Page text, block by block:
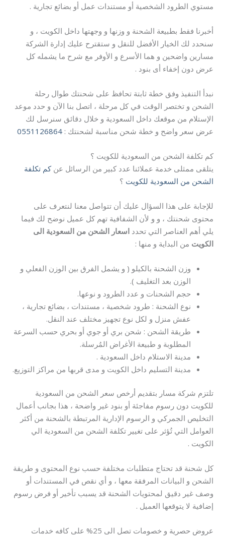
مستوي الطرود الشخصية أو مستندات عمل أو بضائع تجارية .
أخبرنا فقط بطبيعة الشحنة و وزنها و وجهتها داخل الكويت ، و
سنحدد لك الخيار الأفضل للنقل و ستقترح عليك إدارة الشركة
مسارين واضحين و هما الأسرع و الأوفر مع شرح ما يشمله كل
عرض دون إخفاء أى بنود .
نبدأ التنفيذ وفق خطة ثابتة تحافظ على شحنتك طوال رحلة
الشحن و تختصر الوقت في كل مرحلة ، اتصل بنا الآن و حدد موعد
الإستلام من موقعك داخل السعودية و خلال دقائق سنرسل لك
عرض سعر واضح و خطة شحن مناسبة لشحنتك :0551126864
كم تكلفة الشحن من السعودية للكويت ؟
يتلقى ممثلى خدمة عملائنا عدد كبير من الرسائل عنكم تكلفة
الشحن من السعودية للكويت ؟
للإجابة على هذا السؤال عليك أن تتواصل معنا لنتعرف على
محتوى شحنتك ، و و لأن الشفافية تهم كل عميل نوضح لك فيما
يلي أهم العناصر التي تحدداسعار الشحن من السعودية الى
الكويت من البداية و منها :
وزن الشحنة بالكيلو ( و يشمل الفرق بين الوزن الفعلي و
الوزن بعد التغليف ).
حجم الشحنات و عدد الطرود و نوعها.
نوع الشحنة : طرود شخصية ، مستندات ، بضائع تجارية ،
عفش منزل و لكل نوع تجهيز مختلف عند النقل.
طريقة الشحن : شحن بري أو جوي أو بحري حسب السرعة
المطلوبة و طبيعة الأغراض المُرسلة.
مدينة الاستلام داخل السعودية .
مدينة التسليم داخل الكويت و مدى قربها من مراكز التوزيع.
تلتزم شركة مسار بتقديم أرخص سعر الشحن من السعودية
للكويت دون رسوم مفاجئة أو بنود غير واضحة ، هذا بجانب أعمال
التخليص الجمركي و الرسوم الإدارية المرتبطة بالشحنة من أكثر
العوامل التي تُؤثر على تغيير تكلفة الشحن من السعودية الي
الكويت .
كل شحنة قد تحتاج متطلبات مختلفة حسب نوع المحتوى و طريقة
الشحن و البيانات المرفقة معها ، و أي نقص في المستندات أو
وصف غير دقيق لمحتويات الشحنة قد يسبب تأخير أو فرض رسوم
إضافية لا يتوقعها العميل .
عروض حصرية و خصومات تصل الى 25% على كافه خدمات